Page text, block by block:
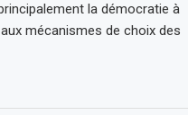
la démocratie à
mécanismes de choix des